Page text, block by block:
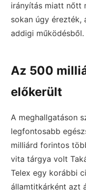
irányítás miatt nőtt
sokan úgy érezték,
addigi működésből.
Az 500
előkerült
A meghallgatáson
legfontosabb
milliárd forintos
vita tárgya volt
Telex egy korábbi
államtitkárként azt